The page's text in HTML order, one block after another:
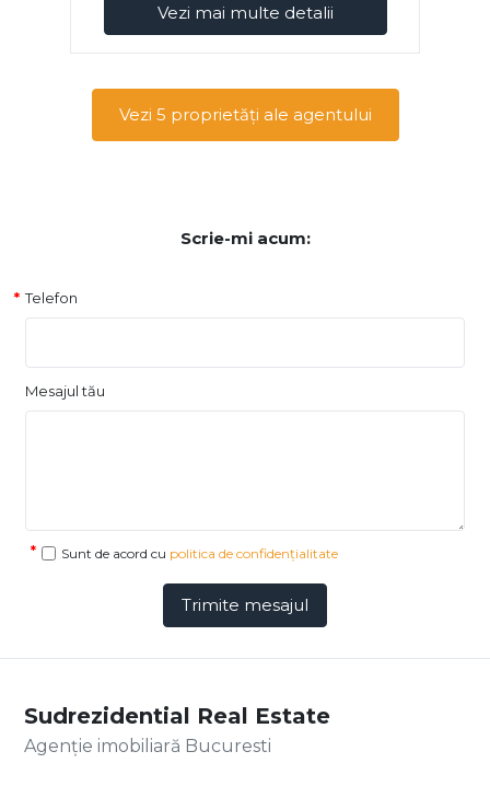
Vezi mai multe detalii
Vezi 5 proprietăți ale agentului
Scrie-mi acum:
Telefon
Mesajul tău
Sunt de acord cu politica de confidențialitate
Trimite mesajul
Sudrezidential Real Estate
Agenție imobiliară Bucuresti